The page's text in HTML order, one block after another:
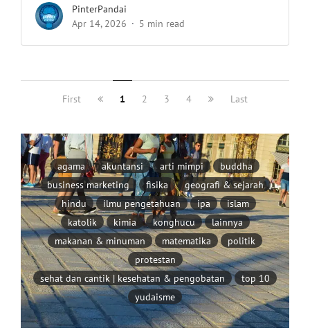
PinterPandai
Apr 14, 2026
5 min read
First 1 2 3 4 Last
agama akuntansi arti mimpi
buddha
business marketing
fisika
geografi & sejarah
hindu
ilmu pengetahuan ipa
islam
katolik
kimia konghucu
lainnya
makanan & minuman
matematika
politik
protestan
sehat dan cantik | kesehatan & pengobatan
top 10
yudaisme